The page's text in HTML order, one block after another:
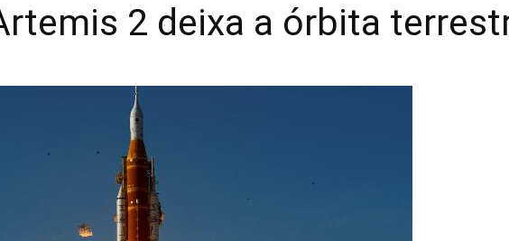
2 deixa a órbita